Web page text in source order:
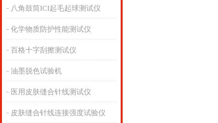
八角鼓筒ICI起毛起球测试仪
化学物质防护性能测试仪
百格十字刮擦测试仪
油墨脱色试验机
医用皮肤缝合针线测试仪
皮肤缝合针线连接强度试验仪